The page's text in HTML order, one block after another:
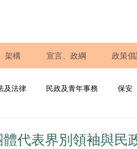
架構 宣言、政綱 政策
及法律 民政及青年事務 保安
代表界別領袖與民